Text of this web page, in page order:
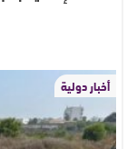
أخبار دولية